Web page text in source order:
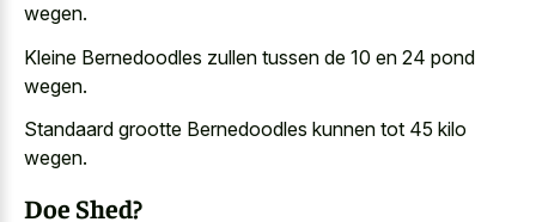
wegen.
Kleine Bernedoodles zullen tussen de 10 en 24 pond
wegen.
Standaard grootte Bernedoodles kunnen tot 45 kilo
wegen.
Doe Shed?